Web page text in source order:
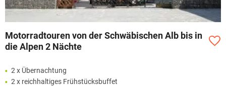
Motorradtouren von der Schwäbischen Alb bis in
die Alpen 2 Nächte
2 x Übernachtung
2 x reichhaltiges Frühstücksbuffet